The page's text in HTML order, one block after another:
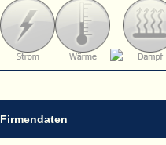
Firmendaten